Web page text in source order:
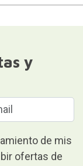
y
de mis
ofertas de